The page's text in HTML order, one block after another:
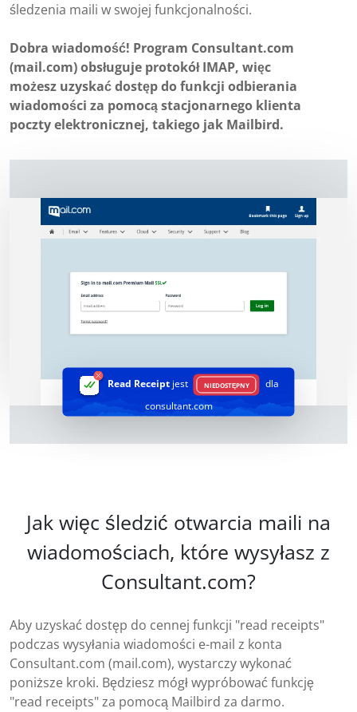
śledzenia maili w swojej funkcjonalności.
Dobra wiadomość! Program Consultant.com
(mail.com) obsługuje protokół IMAP, więc
możesz uzyskać dostęp do funkcji odbierania
wiadomości za pomocą stacjonarnego klienta
poczty elektronicznej, takiego jak Mailbird.
Read Receiptjest NIEDOSTĘPNY
dla
consultant.com
Jak więc śledzić otwarcia maili na
wiadomościach, które wysyłasz z
Consultant.com?
Aby uzyskać dostęp do cennej funkcji "read receipts"
podczas wysyłania wiadomości e-mail z konta
Consultant.com (mail.com), wystarczy wykonać
poniższe kroki. Będziesz mógł wypróbować funkcję
"read receipts" za pomocą Mailbird za darmo.